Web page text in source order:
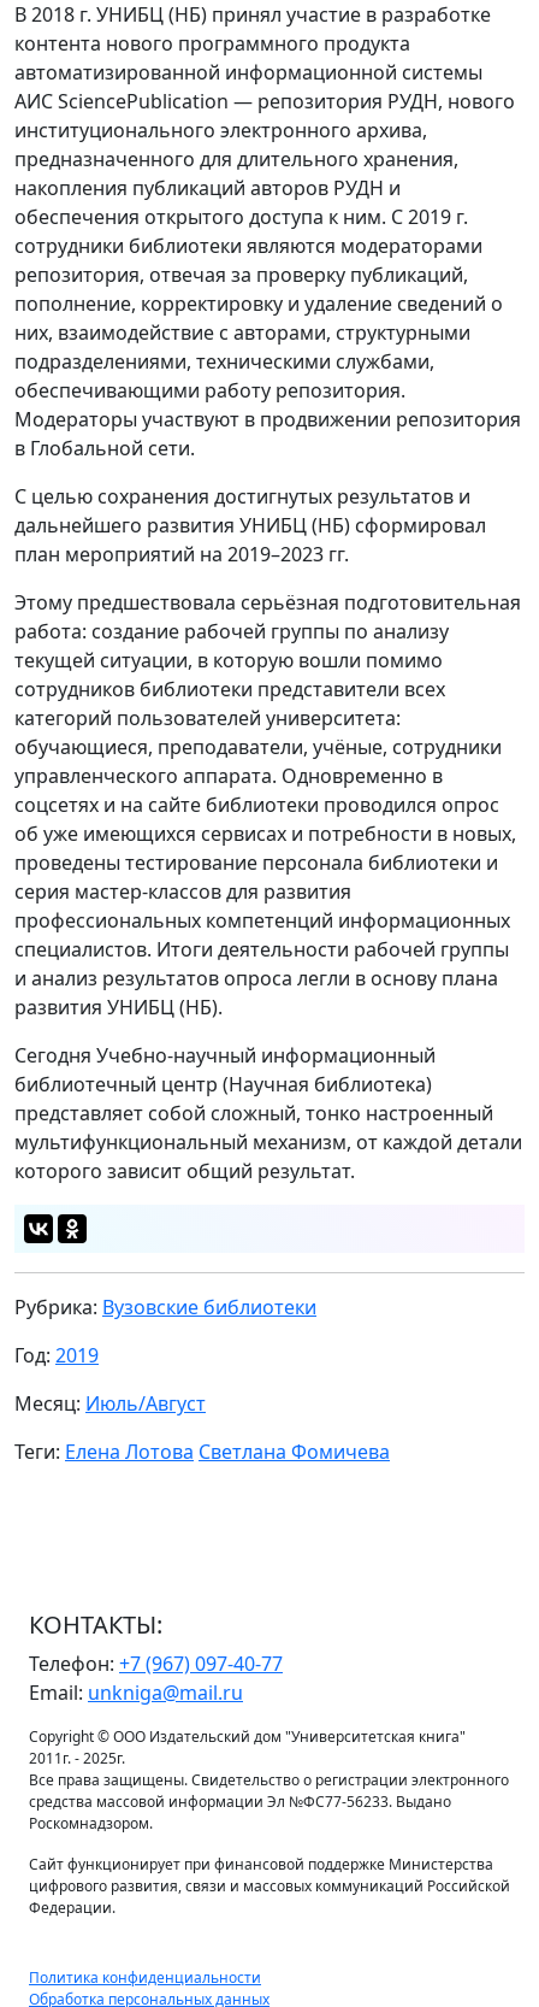
В 2018 г. УНИБЦ (НБ) принял участие в разработке
контента нового программного продукта
автоматизированной информационной системы
АИС SciencePublication — репозитория РУДН, нового
институционального электронного архива,
предназначенного для длительного хранения,
накопления публикаций авторов РУДН и
обеспечения открытого доступа к ним. С 2019 г.
сотрудники библиотеки являются модераторами
репозитория, отвечая за проверку публикаций,
пополнение, корректировку и удаление сведений о
них, взаимодействие с авторами, структурными
подразделениями, техническими службами,
обеспечивающими работу репозитория.
Модераторы участвуют в продвижении репозитория
в Глобальной сети.
С целью сохранения достигнутых результатов и
дальнейшего развития УНИБЦ (НБ) сформировал
план мероприятий на 2019–2023 гг.
Этому предшествовала серьёзная подготовительная
работа: создание рабочей группы по анализу
текущей ситуации, в которую вошли помимо
сотрудников библиотеки представители всех
категорий пользователей университета:
обучающиеся, преподаватели, учёные, сотрудники
управленческого аппарата. Одновременно в
соцсетях и на сайте библиотеки проводился опрос
об уже имеющихся сервисах и потребности в новых,
проведены тестирование персонала библиотеки и
серия мастер-классов для развития
профессиональных компетенций информационных
специалистов. Итоги деятельности рабочей группы
и анализ результатов опроса легли в основу плана
развития УНИБЦ (НБ).
Сегодня Учебно-научный информационный
библиотечный центр (Научная библиотека)
представляет собой сложный, тонко настроенный
мультифункциональный механизм, от каждой детали
которого зависит общий результат.
Рубрика: Вузовские библиотеки
Год: 2019
Месяц: Июль/Август
Теги: Елена Лотова Светлана Фомичева
КОНТАКТЫ:
Телефон: +7 (967) 097-40-77
Email: unkniga@mail.ru
Copyright © ООО Издательский дом "Университетская книга"
2011г. - 2025г.
Все права защищены. Свидетельство о регистрации электронного
средства массовой информации Эл №ФС77-56233. Выдано
Роскомнадзором.
Сайт функционирует при финансовой поддержке Министерства
цифрового развития, связи и массовых коммуникаций Российской
Федерации.
Политика конфиденциальности
Обработка персональных данных